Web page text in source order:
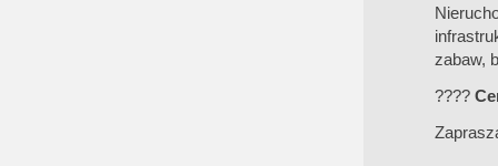
zabaw,
????